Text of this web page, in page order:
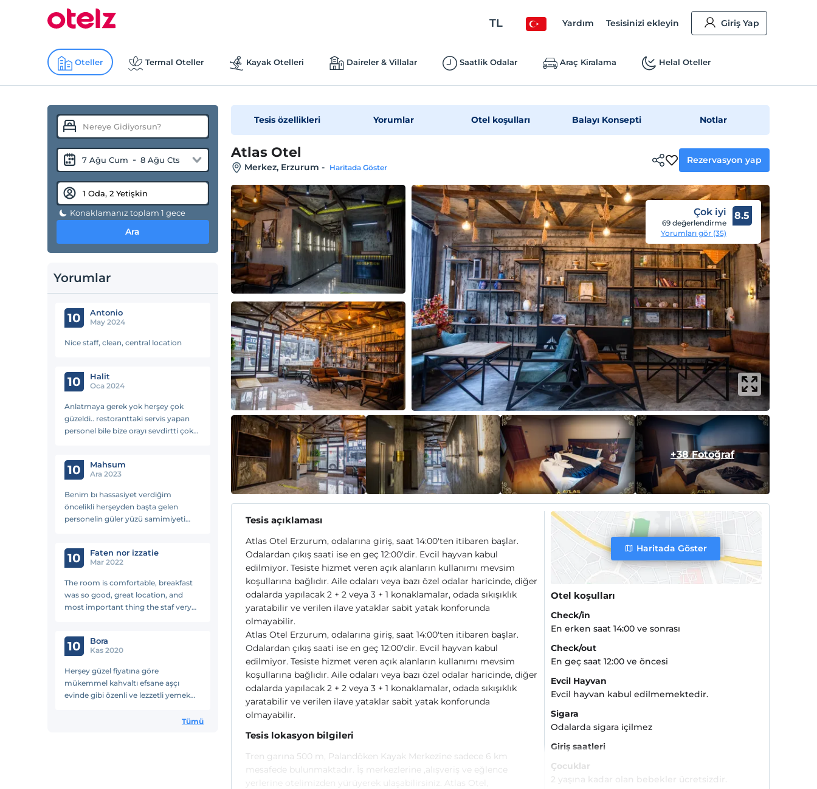
TL Yardım Tesisinizi ekleyin Giriş Yap
Oteller Termal Oteller Kayak Otelleri Daireler & Villalar Saatlik Odalar Araç Kiralama Helal Oteller
7 Ağu Cum - 8 Ağu Cts
Konaklamanız toplam 1 gece
Ara
Yorumlar
10 Antonio
May 2024
Nice staff, clean, central location
10 Halit
Oca 2024
Anlatmaya gerek yok herşey çok
güzeldi.. restoranttaki servis yapan
personel bile bize orayı sevdirtti çok
ortalama 60 Mbps..
10 Mahsum
Ara 2023
Benim bı hassasiyet verdiğim
öncelikli herşeyden başta gelen
personelin güler yüzü samimiyeti
evindemisim gibi oldu personel
arkdslra tş🙏
10 Faten nor izzatie
Mar 2022
The room is comfortable, breakfast
was so good, great location, and
most important thing the staf very
there at the lobby. Very helpful and
reliable
10 Bora
Kas 2020
Herşey güzel fiyatına göre
mükemmel kahvaltı efsane aşçı
evinde gibi özenli ve lezzetli yemek
Tümü
Tesis özellikleri Yorumlar Otel koşulları Balayı Konsepti Notlar
Atlas Otel
Merkez, Erzurum - Haritada Göster
Rezervasyon yap
Çok iyi
69 değerlendirme
Yorumları gör (35)
8.5
+38 Fotoğraf
Tesis açıklaması
Atlas Otel Erzurum, odalarına giriş, saat 14:00'ten itibaren başlar.
Odalardan çıkış saati ise en geç 12:00'dir. Evcil hayvan kabul
edilmiyor. Tesiste hizmet veren açık alanların kullanımı mevsim
koşullarına bağlıdır. Aile odaları veya bazı özel odalar haricinde, diğer
odalarda yapılacak 2 + 2 veya 3 + 1 konaklamalar, odada sıkışıklık
yaratabilir ve verilen ilave yataklar sabit yatak konforunda
olmayabilir.
Atlas Otel Erzurum, odalarına giriş, saat 14:00'ten itibaren başlar.
Odalardan çıkış saati ise en geç 12:00'dir. Evcil hayvan kabul
edilmiyor. Tesiste hizmet veren açık alanların kullanımı mevsim
koşullarına bağlıdır. Aile odaları veya bazı özel odalar haricinde, diğer
odalarda yapılacak 2 + 2 veya 3 + 1 konaklamalar, odada sıkışıklık
yaratabilir ve verilen ilave yataklar sabit yatak konforunda
olmayabilir.
Tesis lokasyon bilgileri
Tren garına 500 m, Palandöken Kayak Merkezine sadece 6 km
mesafede bulunmaktadır. İş merkezlerine ,alışveriş ve eğlence
yerlerine otelimizden yürüyerek ulaşabilirsiniz. Atlas Otel,
Haritada Göster
Otel koşulları
Check/in
En erken saat 14:00 ve sonrası
Check/out
En geç saat 12:00 ve öncesi
Evcil Hayvan
Evcil hayvan kabul edilmemektedir.
Sigara
Odalarda sigara içilmez
Giriş saatleri
Çocuklar
2 yaşına kadar olan bebekler ücretsizdir.